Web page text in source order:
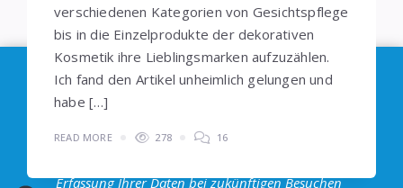
verschiedenen Kategorien von Gesichtspflege
bis in die Einzelprodukte der dekorativen
Kosmetik ihre Lieblingsmarken aufzuzählen.
Ich fand den Artikel unheimlich gelungen und
habe […]
READ MORE 278 16
Im Sinne der DSGVO : Die Erfassung Deiner Daten
durchGoogle Analytics
Klicken auf den folgenden Link unterbinden. Es
Erfassung Ihrer Daten bei zukünftigen Besuchen